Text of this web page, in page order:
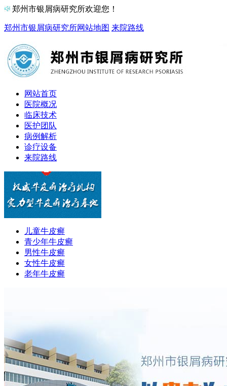
郑州市银屑病研究所欢迎您！
郑州市银屑病研究所网站地图 来院路线
网站首页
医院概况
临床技术
医护团队
病例解析
诊疗设备
来院路线
儿童牛皮癣
青少年牛皮癣
男性牛皮癣
女性牛皮癣
老年牛皮癣